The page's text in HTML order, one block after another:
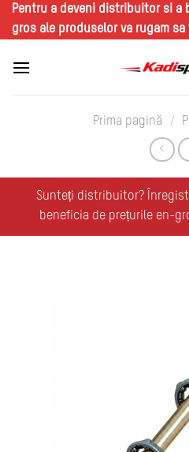
SkipPentru a deveni distribuitor si a
gros ale produselor va rugam sa
Prima pagină /
Sunteți distribuitor?
beneficia de prețurile en-